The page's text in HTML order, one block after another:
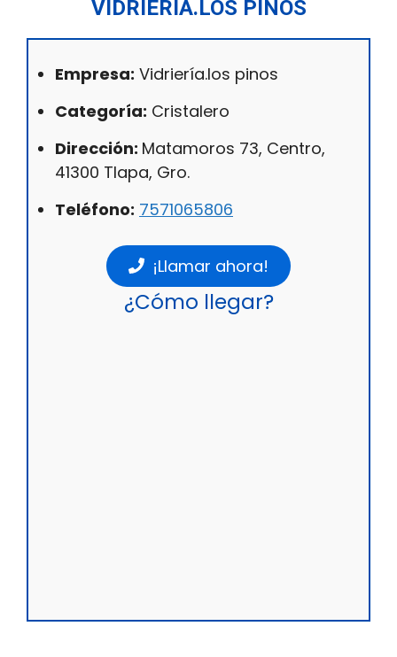
VIDRIERÍA.LOS PINOS
Empresa: Vidriería.los pinos
Categoría: Cristalero
Dirección: Matamoros 73, Centro,
41300 Tlapa, Gro.
Teléfono: 7571065806
¡Llamar ahora!
¿Cómo llegar?